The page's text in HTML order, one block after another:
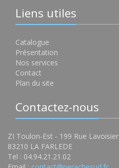
Liens utiles
Catalogue
Présentation
Nos services
Contact
Plan du site
Contactez-nous
ZI Toulon-Est - 199 Rue Lavoisier
83210 LA FARLEDE
Tel : 04.94.21.21.02